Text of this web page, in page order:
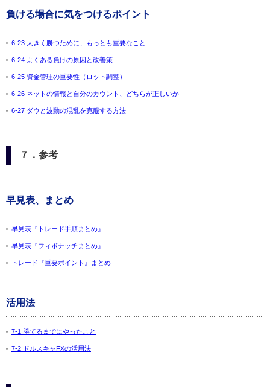
負ける場合に気をつけるポイント
6-23 大きく勝つために、もっとも重要なこと
6-24 よくある負けの原因と改善策
6-25 資金管理の重要性（ロット調整）
6-26 ネットの情報と自分のカウント、どちらが正しいか
6-27 ダウと波動の混乱を克服する方法
７．参考
早見表、まとめ
早見表『トレード手順まとめ』
早見表『フィボナッチまとめ』
トレード『重要ポイント』まとめ
活用法
7-1 勝てるまでにやったこと
7-2 ドルスキャFXの活用法